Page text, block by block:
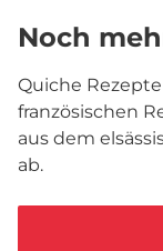
Noch
Quiche
französischen
aus dem
ab.